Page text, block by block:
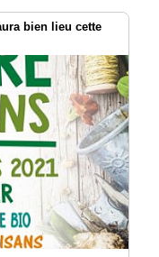
bien lieu cette